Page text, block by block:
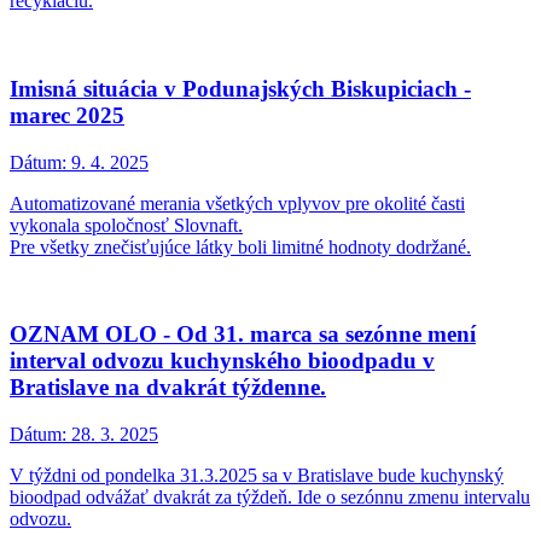
Imisná situácia v Podunajských Biskupiciach -
marec 2025
Dátum: 9. 4. 2025
Automatizované merania všetkých vplyvov pre okolité časti
vykonala spoločnosť Slovnaft.
Pre všetky znečisťujúce látky boli limitné hodnoty dodržané.
OZNAM OLO - Od 31. marca sa sezónne mení
interval odvozu kuchynského bioodpadu v
Bratislave na dvakrát týždenne.
Dátum: 28. 3. 2025
V týždni od pondelka 31.3.2025 sa v Bratislave bude kuchynský
bioodpad odvážať dvakrát za týždeň. Ide o sezónnu zmenu intervalu
odvozu.